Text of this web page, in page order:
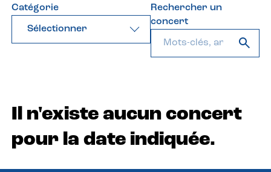
Catégorie
Sélectionner
Rechercher un
concert
Il n'existe aucun concert
pour la date indiquée.